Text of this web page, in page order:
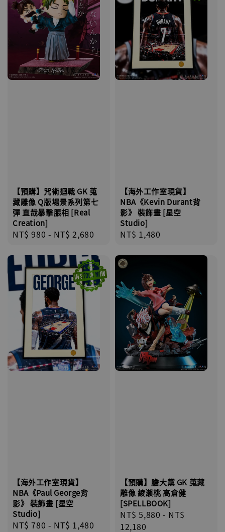
【預購】咒術迴戰 GK 蒐
藏雕像 Q版場景系列第七
彈 直哉暴擊脹相 [Real
Creation]
Regular
NT$ 980 - NT$ 2,680
【海外工作室現貨】
NBA《Kevin Durant背
影》 裝飾畫 [星空
Studio]
Regular
NT$ 1,480
【海外工作室現貨】
NBA《Paul George背
影》 裝飾畫 [星空
Studio]
Regular
NT$ 780 - NT$ 1,480
【預購】膽大黨 GK 蒐藏
雕像 綾瀨桃 高倉健
[SPELLBOOK]
Regular
price
NT$ 5,880 - NT$
12,180